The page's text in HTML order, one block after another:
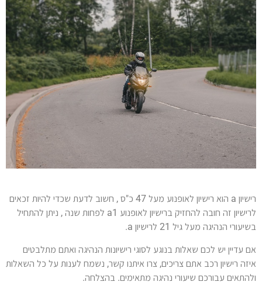
רישיון a הוא רישיון לאופנוע מעל 47 כ"ס , חשוב לדעת שכדי להיות זכאים
לרישיון זה חובה להחזיק ברישיון לאופנוע a1 לפחות שנה , ניתן להתחיל
בשיעורי הנהיגה מעל גיל 21 לרישיון a.
אם עדיין יש לכם שאלות בנוגע לסוגי רישיונות הנהיגה ואתם מתלבטים
איזה רישיון רכב אתם צריכים, צרו איתנו קשר, נשמח לענות על כל השאלות
ולהתאים עבורכם שיעורי נהיגה מתאימים. בהצלחה.